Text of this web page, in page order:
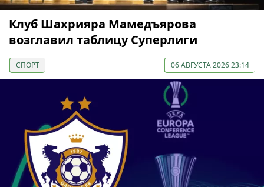
Клуб Шахрияра Мамедъярова
возглавил таблицу Суперлиги
СПОРТ 06 АВГУСТА 2026 23:14